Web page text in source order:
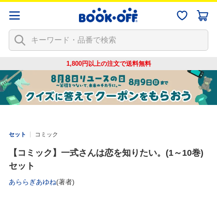
1,800円以上の注文で送料無料
セット コミック
【コミック】一式さんは恋を知りたい。(1～10巻)
セット
あららぎあゆね(著者)